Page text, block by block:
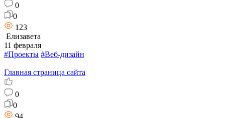
0
0
123
Елизавета
11 февраля
#Проекты #Веб-дизайн
Главная страница сайта
0
0
94